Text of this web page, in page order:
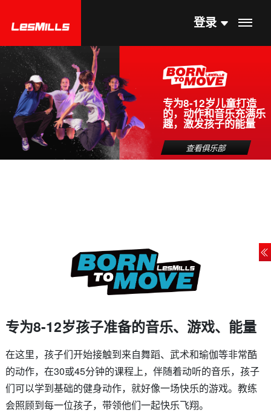
登录
专为8-12岁儿童打造
的，动作和音乐充满乐
趣，激发孩子的能量
查看俱乐部
专为8-12岁孩子准备的音乐、游戏、能量
在这里，孩子们开始接触到来自舞蹈、武术和瑜伽等非常酷
的动作，在30或45分钟的课程上，伴随着动听的音乐，孩子
们可以学到基础的健身动作，就好像一场快乐的游戏。教练
会照顾到每一位孩子，带领他们一起快乐飞翔。